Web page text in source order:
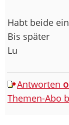
Habt beide
Bis später
Lu
Antworten
Themen-Abo